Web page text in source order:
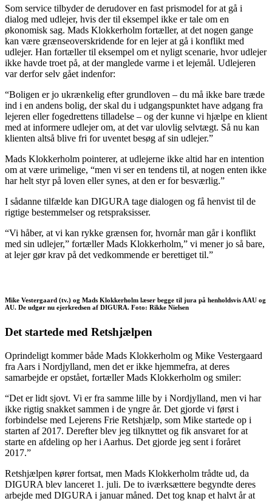
Som service tilbyder de derudover en fast prismodel for at gå i
dialog med udlejer, hvis der til eksempel ikke er tale om en
økonomisk sag. Mads Klokkerholm fortæller, at det nogen gange
kan være grænseoverskridende for en lejer at gå i konflikt med
udlejer. Han fortæller til eksempel om et nyligt scenarie, hvor udlejer
ikke havde troet på, at der manglede varme i et lejemål. Udlejeren
var derfor selv gået indenfor:
“Boligen er jo ukrænkelig efter grundloven – du må ikke bare træde
ind i en andens bolig, der skal du i udgangspunktet have adgang fra
lejeren eller fogedrettens tilladelse – og der kunne vi hjælpe en klient
med at informere udlejer om, at det var ulovlig selvtægt. Så nu kan
klienten altså blive fri for uventet besøg af sin udlejer.”
Mads Klokkerholm pointerer, at udlejerne ikke altid har en intention
om at være urimelige, “men vi ser en tendens til, at nogen enten ikke
har helt styr på loven eller synes, at den er for besværlig.”
I sådanne tilfælde kan DIGURA tage dialogen og få henvist til de
rigtige bestemmelser og retspraksisser.
“Vi håber, at vi kan rykke grænsen for, hvornår man går i konflikt
med sin udlejer,” fortæller Mads Klokkerholm,” vi mener jo så bare,
at lejer gør krav på det vedkommende er berettiget til.”
Mike Vestergaard (tv.) og Mads Klokkerholm læser begge til jura på henholdsvis AAU og
AU. De udgør nu ejerkredsen af DIGURA. Foto: Rikke Nielsen
Det startede med Retshjælpen
Oprindeligt kommer både Mads Klokkerholm og Mike Vestergaard
fra Aars i Nordjylland, men det er ikke hjemmefra, at deres
samarbejde er opstået, fortæller Mads Klokkerholm og smiler:
“Det er lidt sjovt. Vi er fra samme lille by i Nordjylland, men vi har
ikke rigtig snakket sammen i de yngre år. Det gjorde vi først i
forbindelse med Lejerens Frie Retshjælp, som Mike startede op i
starten af 2017. Derefter blev jeg tilknyttet og fik ansvaret for at
starte en afdeling op her i Aarhus. Det gjorde jeg sent i foråret
2017.”
Retshjælpen kører fortsat, men Mads Klokkerholm trådte ud, da
DIGURA blev lanceret 1. juli. De to iværksættere begyndte deres
arbejde med DIGURA i januar måned. Det tog knap et halvt år at